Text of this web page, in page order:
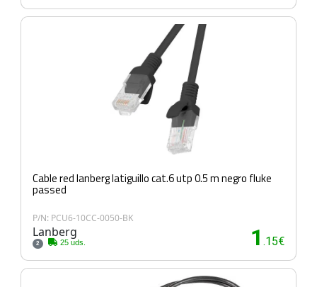
Cable red lanberg latiguillo cat.6 utp 0.5 m negro fluke
passed
P/N: PCU6-10CC-0050-BK
Lanberg
2 25 uds. 1 .15€